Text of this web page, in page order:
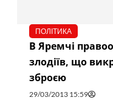
ПОЛІТИКА
В Яремчі
злодіїв, що
зброєю
29/03/2013 15:59